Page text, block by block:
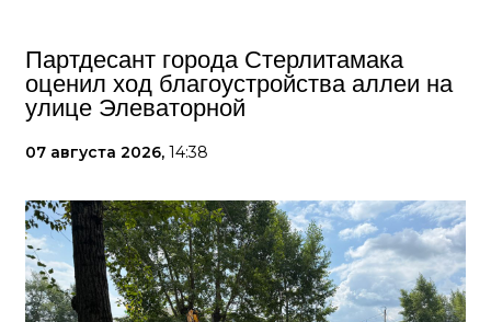
Партдесант города Стерлитамака
оценил ход благоустройства аллеи на
улице Элеваторной
07 августа 2026, 14:38